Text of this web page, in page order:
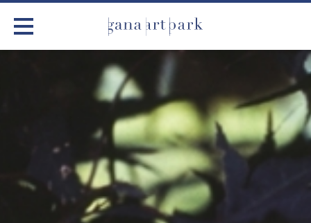
가나아트파크
전시
어린이 체험
작품소개